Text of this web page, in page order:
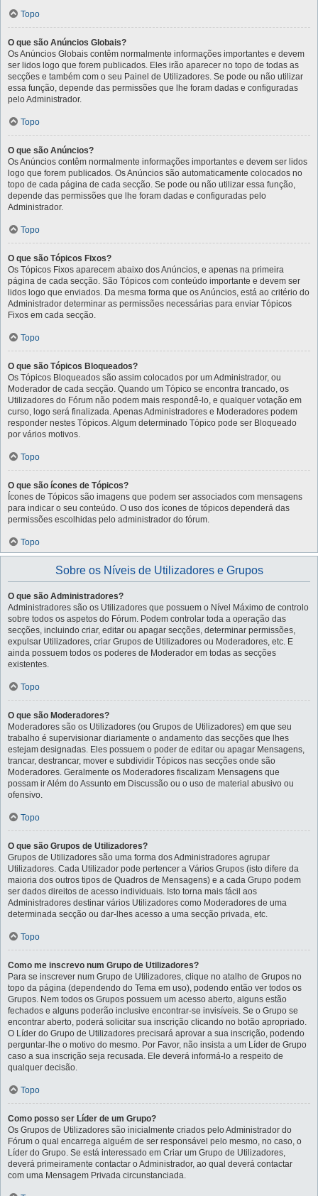
Topo
O que são Anúncios Globais?
Os Anúncios Globais contêm normalmente informações importantes e devem
ser lidos logo que forem publicados. Eles irão aparecer no topo de todas as
secções e também com o seu Painel de Utilizadores. Se pode ou não utilizar
essa função, depende das permissões que lhe foram dadas e configuradas
pelo Administrador.
Topo
O que são Anúncios?
Os Anúncios contêm normalmente informações importantes e devem ser lidos
logo que forem publicados. Os Anúncios são automaticamente colocados no
topo de cada página de cada secção. Se pode ou não utilizar essa função,
depende das permissões que lhe foram dadas e configuradas pelo
Administrador.
Topo
O que são Tópicos Fixos?
Os Tópicos Fixos aparecem abaixo dos Anúncios, e apenas na primeira
página de cada secção. São Tópicos com conteúdo importante e devem ser
lidos logo que enviados. Da mesma forma que os Anúncios, está ao critério do
Administrador determinar as permissões necessárias para enviar Tópicos
Fixos em cada secção.
Topo
O que são Tópicos Bloqueados?
Os Tópicos Bloqueados são assim colocados por um Administrador, ou
Moderador de cada secção. Quando um Tópico se encontra trancado, os
Utilizadores do Fórum não podem mais respondê-lo, e qualquer votação em
curso, logo será finalizada. Apenas Administradores e Moderadores podem
responder nestes Tópicos. Algum determinado Tópico pode ser Bloqueado
por vários motivos.
Topo
O que são ícones de Tópicos?
Ícones de Tópicos são imagens que podem ser associados com mensagens
para indicar o seu conteúdo. O uso dos ícones de tópicos dependerá das
permissões escolhidas pelo administrador do fórum.
Topo
Sobre os Níveis de Utilizadores e Grupos
O que são Administradores?
Administradores são os Utilizadores que possuem o Nível Máximo de controlo
sobre todos os aspetos do Fórum. Podem controlar toda a operação das
secções, incluindo criar, editar ou apagar secções, determinar permissões,
expulsar Utilizadores, criar Grupos de Utilizadores ou Moderadores, etc. E
ainda possuem todos os poderes de Moderador em todas as secções
existentes.
Topo
O que são Moderadores?
Moderadores são os Utilizadores (ou Grupos de Utilizadores) em que seu
trabalho é supervisionar diariamente o andamento das secções que lhes
estejam designadas. Eles possuem o poder de editar ou apagar Mensagens,
trancar, destrancar, mover e subdividir Tópicos nas secções onde são
Moderadores. Geralmente os Moderadores fiscalizam Mensagens que
possam ir Além do Assunto em Discussão ou o uso de material abusivo ou
ofensivo.
Topo
O que são Grupos de Utilizadores?
Grupos de Utilizadores são uma forma dos Administradores agrupar
Utilizadores. Cada Utilizador pode pertencer a Vários Grupos (isto difere da
maioria dos outros tipos de Quadros de Mensagens) e a cada Grupo podem
ser dados direitos de acesso individuais. Isto torna mais fácil aos
Administradores destinar vários Utilizadores como Moderadores de uma
determinada secção ou dar-lhes acesso a uma secção privada, etc.
Topo
Como me inscrevo num Grupo de Utilizadores?
Para se inscrever num Grupo de Utilizadores, clique no atalho de Grupos no
topo da página (dependendo do Tema em uso), podendo então ver todos os
Grupos. Nem todos os Grupos possuem um acesso aberto, alguns estão
fechados e alguns poderão inclusive encontrar-se invisíveis. Se o Grupo se
encontrar aberto, poderá solicitar sua inscrição clicando no botão apropriado.
O Líder do Grupo de Utilizadores precisará aprovar a sua inscrição, podendo
perguntar-lhe o motivo do mesmo. Por Favor, não insista a um Líder de Grupo
caso a sua inscrição seja recusada. Ele deverá informá-lo a respeito de
qualquer decisão.
Topo
Como posso ser Líder de um Grupo?
Os Grupos de Utilizadores são inicialmente criados pelo Administrador do
Fórum o qual encarrega alguém de ser responsável pelo mesmo, no caso, o
Líder do Grupo. Se está interessado em Criar um Grupo de Utilizadores,
deverá primeiramente contactar o Administrador, ao qual deverá contactar
com uma Mensagem Privada circunstanciada.